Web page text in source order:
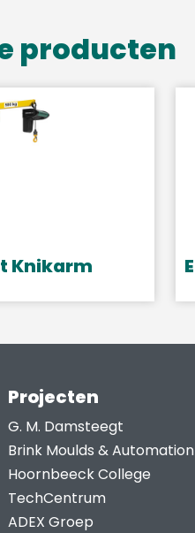
producten
Knikarm
Projecten
G. M. Damsteegt
Brink Moulds & Automation
Hoornbeeck College
TechCentrum
ADEX Groep